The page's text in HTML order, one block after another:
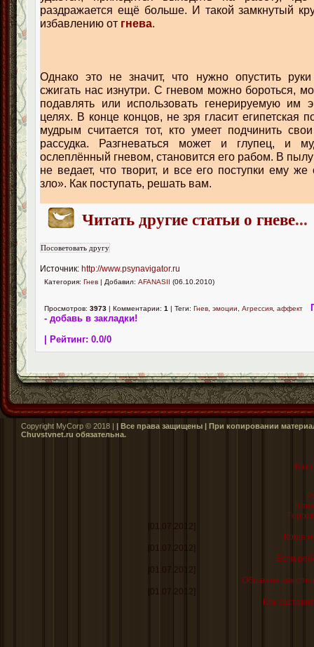
раздражается ещё больше. И такой замкнутый
избавлению от гнева.
Однако это не значит, что нужно опустить
сжигать нас изнутри. С гневом можно бороться,
подавлять или использовать генерируемую им
целях. В конце концов, не зря гласит египетская
мудрым считается тот, кто умеет подчинить
рассудка. Разгневаться может и глупец, и
ослеплённый гневом, становится его рабом. В
не ведает, что творит, и все его поступки ему
зло». Как поступать, решать вам.
Читать другие статьи о гневе...
Источник: http://www.psynavigator.ru
Категория: Гнев | Добавил: AFANASII (06.10.2010)
Просмотров: 3973 | Комментарии: 1 | Теги: Гнев эмоции Агрессия аффект
- добавь в закладки!
| Рейтинг: 0.0/0
Copyright MyCorp © 2018 | | Все права защищены | При копировании
Сhuvstvnet.ru обязательна.
Как
[01.07.2012]
Когда
[01.07.2012]
Если
[01.07.2012]
Общение как
[01.07.2012]
Как